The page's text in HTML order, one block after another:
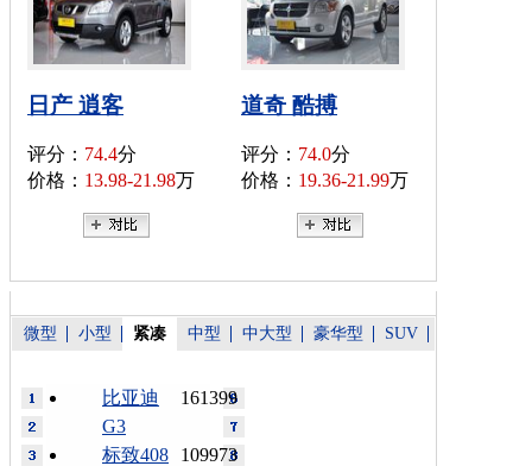
日产 逍客
评分： 74.4分
价格： 13.98-21.98万
道奇 酷搏
评分： 74.0分
价格： 19.36-21.99万
微型 小型 紧凑 中型 中大型 豪华型 SUV
161399
比亚迪
G3
109973
标致408